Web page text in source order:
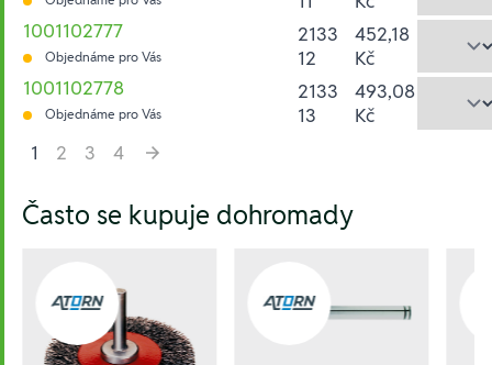
1001102777
Objednáme pro Vás
2133
12
452,18
Kč
1001102778
Objednáme pro Vás
2133
13
493,08
Kč
1
2 3
4
Často se kupuje dohromady